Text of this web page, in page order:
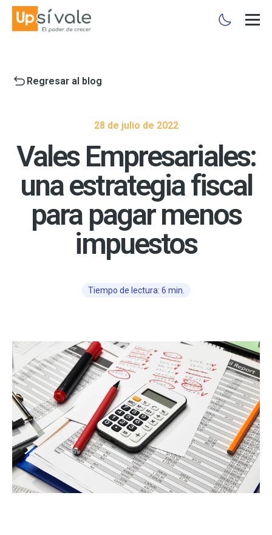
Regresar al blog
28 de julio de 2022
Vales Empresariales:
una estrategia fiscal
para pagar menos
impuestos
Tiempo de lectura: 6 min.